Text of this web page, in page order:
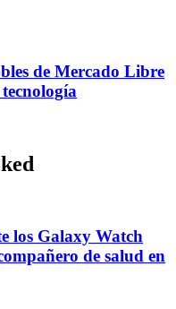
de Mercado Libre
los Galaxy Watch
de salud en